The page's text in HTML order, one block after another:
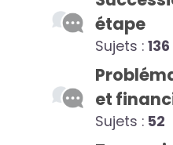
étape
Sujets : 136
et
Sujets : 52